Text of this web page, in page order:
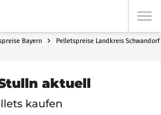
Bayern Pelletspreise Landkreis Schwandorf
aktuell
kaufen